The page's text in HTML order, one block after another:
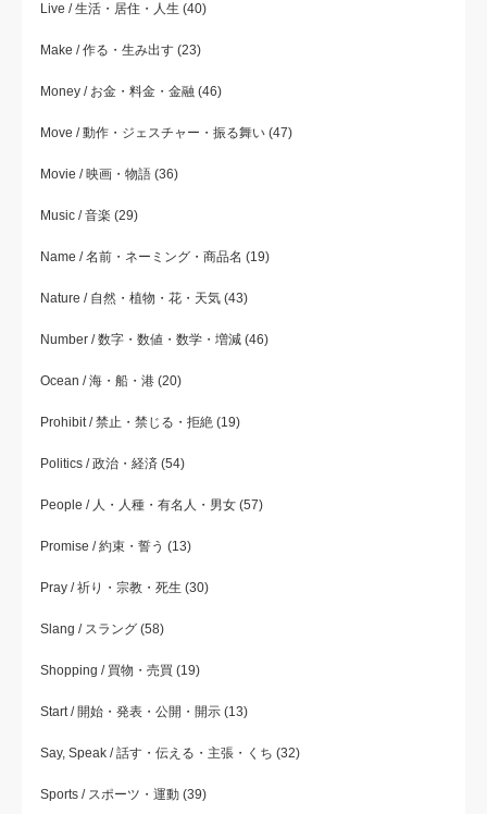
Live / 生活・居住・人生 (40)
Make / 作る・生み出す (23)
Money / お金・料金・金融 (46)
Move / 動作・ジェスチャー・振る舞い (47)
Movie / 映画・物語 (36)
Music / 音楽 (29)
Name / 名前・ネーミング・商品名 (19)
Nature / 自然・植物・花・天気 (43)
Number / 数字・数値・数学・増減 (46)
Ocean / 海・船・港 (20)
Prohibit / 禁止・禁じる・拒絶 (19)
Politics / 政治・経済 (54)
People / 人・人種・有名人・男女 (57)
Promise / 約束・誓う (13)
Pray / 祈り・宗教・死生 (30)
Slang / スラング (58)
Shopping / 買物・売買 (19)
Start / 開始・発表・公開・開示 (13)
Say, Speak / 話す・伝える・主張・くち (32)
Sports / スポーツ・運動 (39)